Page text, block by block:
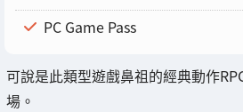
PC Game Pass
可說是此類型遊戲鼻祖的經典動作
場。